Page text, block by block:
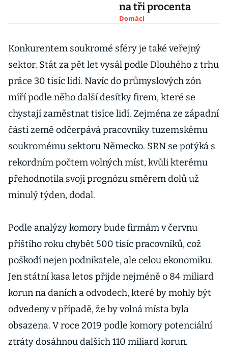
na tři procenta
Domácí
Konkurentem soukromé sféry je také veřejný
sektor. Stát za pět let vysál podle Dlouhého z trhu
práce 30 tisíc lidí. Navíc do průmyslových zón
míří podle něho další desítky firem, které se
chystají zaměstnat tisíce lidí. Zejména ze západní
části země odčerpává pracovníky tuzemskému
soukromému sektoru Německo. SRN se potýká s
rekordním počtem volných míst, kvůli kterému
přehodnotila svoji prognózu směrem dolů už
minulý týden, dodal.
Podle analýzy komory bude firmám v červnu
příštího roku chybět 500 tisíc pracovníků, což
poškodí nejen podnikatele, ale celou ekonomiku.
Jen státní kasa letos přijde nejméně o 84 miliard
korun na daních a odvodech, které by mohly být
odvedeny v případě, že by volná místa byla
obsazena. V roce 2019 podle komory potenciální
ztráty dosáhnou dalších 110 miliard korun.